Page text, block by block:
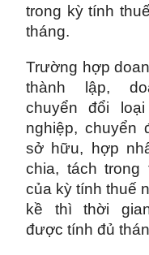
trong kỳ tính
tháng.
Trường hợp
thành lập,
chuyển đổi
nghiệp, chuyển
sở hữu, hợp
chia, tách trong
của kỳ tính thuế
kề thì thời
được tính đủ